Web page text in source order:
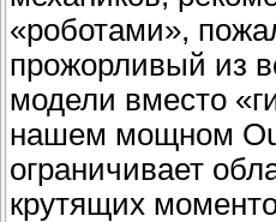
«роботами»,
прожорливый из
модели вместо
нашем мощном
ограничивает
крутящих